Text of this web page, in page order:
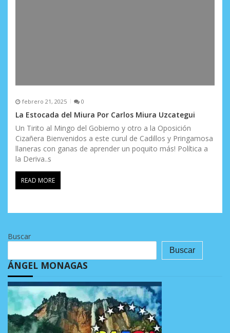
febrero 21, 2025 0
La Estocada del Miura Por Carlos Miura Uzcategui
Un Tirito al Mingo del Gobierno y otro a la Oposición
Cizañera Bienvenidos a este curul de Cadillos y Pringamosa
llaneras con ganas de aprender un poquito más! Política a
la Deriva..s
READ MORE
Buscar
Buscar
ÁNGEL MONAGAS